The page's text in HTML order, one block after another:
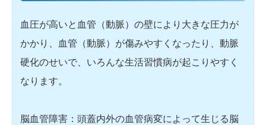
血圧が高いと血管（動脈）の壁により大きな圧力が
かかり、血管（動脈）が傷みやすくなったり、動脈
硬化のせいで、いろんな生活習慣病が起こりやすく
なります。
脳血管障害：頭蓋内外の血管病変によって生じる脳